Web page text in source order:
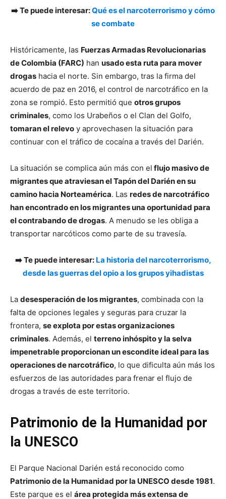
➡️ Te puede interesar:Qué es el narcoterrorismo y cómo
se combate
Históricamente, las Fuerzas Armadas Revolucionarias
de Colombia (FARC) han usado esta ruta para mover
drogas hacia el norte. Sin embargo, tras la firma del
acuerdo de paz en 2016, el control de narcotráfico en la
zona se rompió. Esto permitió que otros grupos
criminales, como los Urabeños o el Clan del Golfo,
tomaran el relevo y aprovechasen la situación para
continuar con el tráfico de cocaína a través del Darién.
La situación se complica aún más con el flujo masivo de
migrantes que atraviesan el Tapón del Darién en su
camino hacia Norteamérica. Las redes de narcotráfico
han encontrado en los migrantes una oportunidad para
el contrabando de drogas. A menudo se les obliga a
transportar narcóticos como parte de su travesía.
➡️ Te puede interesar: La historia del narcoterrorismo,
desde las guerras del opio a los grupos yihadistas
La desesperación de los migrantes, combinada con la
falta de opciones legales y seguras para cruzar la
frontera, se explota por estas organizaciones
criminales. Además, el terreno inhóspito y la selva
impenetrable proporcionan un escondite ideal para las
operaciones de narcotráfico, lo que dificulta aún más los
esfuerzos de las autoridades para frenar el flujo de
drogas a través de este territorio.
Patrimonio de la Humanidad por
la UNESCO
El Parque Nacional Darién está reconocido como
Patrimonio de la Humanidad por la UNESCO desde 1981.
Este parque es el área protegida más extensa de